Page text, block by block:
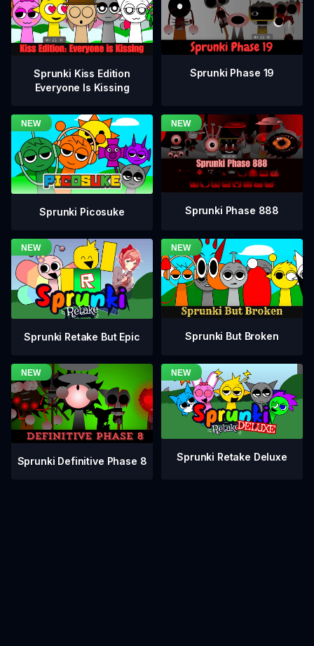
Sprunki Kiss Edition
Everyone Is Kissing
Sprunki Phase 19
Sprunki Picosuke Sprunki Phase 888
Sprunki Retake But Epic Sprunki But Broken
Sprunki Definitive Phase 8 Sprunki Retake Deluxe